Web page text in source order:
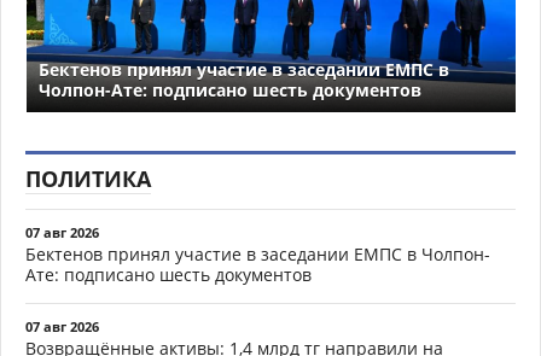
Бектенов принял участие в заседании ЕМПС в
Чолпон-Ате: подписано шесть документов
ПОЛИТИКА
07 авг 2026
Бектенов принял участие в заседании ЕМПС в Чолпон-
Ате: подписано шесть документов
07 авг 2026
Возвращённые активы: 1,4 млрд тг направили на